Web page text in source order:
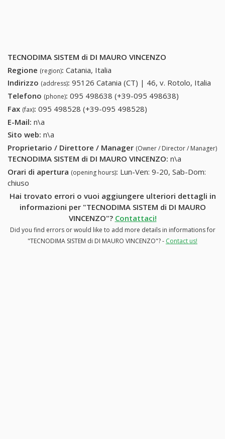
TECNODIMA SISTEM di DI MAURO VINCENZO
Regione (region): Catania, Italia
Indirizzo (address): 95126 Catania (CT) | 46, v. Rotolo, Italia
Telefono (phone): 095 498638 (+39-095 498638)
Fax (fax): 095 498528 (+39-095 498528)
E-Mail: n\a
Sito web: n\a
Proprietario / Direttore / Manager (Owner / Director / Manager)
TECNODIMA SISTEM di DI MAURO VINCENZO: n\a
Orari di apertura (opening hours): Lun-Ven: 9-20, Sab-Dom:
chiuso
Hai trovato errori o vuoi aggiungere ulteriori dettagli in
informazioni per "TECNODIMA SISTEM di DI MAURO
VINCENZO"? Contattaci!
Did you find errors or would like to add more details in informations for
"TECNODIMA SISTEM di DI MAURO VINCENZO"? - Contact us!